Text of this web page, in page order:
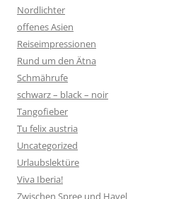
Nordlichter
offenes Asien
Reiseimpressionen
Rund um den Ätna
Schmährufe
schwarz – black – noir
Tangofieber
Tu felix austria
Uncategorized
Urlaubslektüre
Viva Iberia!
Zwischen Spree und Havel